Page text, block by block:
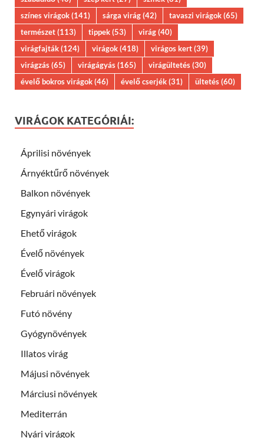
színes virágok(141) sárga virág(42) tavaszi virágok(65)
természet(113) tippek(53) virág(40)
virágfajták(124) virágok(418) virágos kert(39)
virágzás(65) virágágyás(165) virágültetés(30)
évelő bokros virágok(46) évelő cserjék(31) ültetés(60)
VIRÁGOK KATEGÓRIÁI:
Áprilisi növények
Árnyéktűrő növények
Balkon növények
Egynyári virágok
Ehető virágok
Évelő növények
Évelő virágok
Februári növények
Futó növény
Gyógynövények
Illatos virág
Májusi növények
Márciusi növények
Mediterrán
Nyári virágok